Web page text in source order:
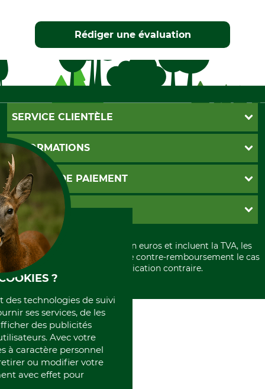
Rédiger une évaluation
SERVICE CLIENTÈLE
Foire aux questions
Abonnement à la newsletter
Contact
Garantie / Devis
Paramètres des cookies
INFORMATIONS
CGV
Livraison
Conditions d'annulation
Formulaire de rétraction
Politique de confidentialité
Élimination et environnement
Rétractation de votre commande
MOYENS DE PAIEMENT
PayPal
Carte de crédit
Paiement á l'avance
GRUBE KG
Histoire
International
Portrait
Qui sommes-nous
Tous les prix sont exprimés en euros et incluent la TVA, les
frais d'expédition et les frais de contre-remboursement le cas
échéant, sauf indication contraire.
?
des technologies de suivi
ses services, de les
des publicités
Avec votre
à caractère personnel
ou modifier votre
avec effet pour